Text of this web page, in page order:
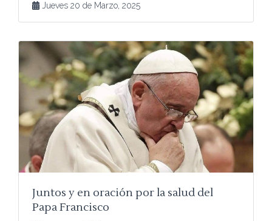
Jueves 20 de Marzo, 2025
Juntos y en oración por la salud del
Papa Francisco